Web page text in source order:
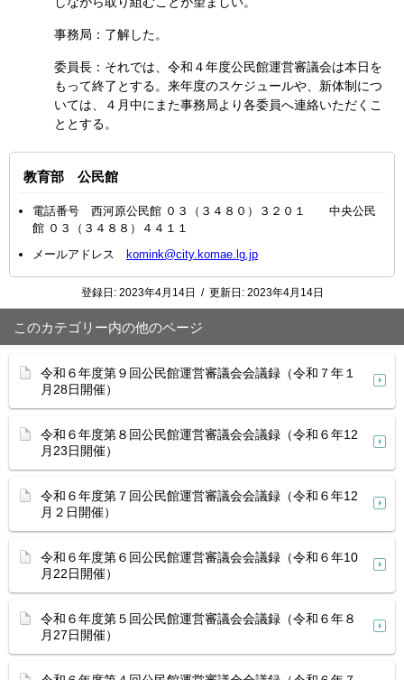
事務局：了解した。
委員長：それでは、令和４年度公民館運営審議会は本日を
もって終了とする。来年度のスケジュールや、新体制につ
いては、４月中にまた事務局より各委員へ連絡いただくこ
ととする。
教育部 公民館
電話番号 西河原公民館 ０３（３４８０）３２０１ 中央公民
館 ０３（３４８８）４４１１
メールアドレス
komink@city.komae.lg.jp
登録日: 2023年4月14日 / 更新日: 2023年4月14日
このカテゴリー内の他のページ
令和６年度第９回公民館運営審議会会議録（令和７年１
月28日開催）
令和６年度第８回公民館運営審議会会議録（令和６年12
月23日開催）
令和６年度第７回公民館運営審議会会議録（令和６年12
月２日開催）
令和６年度第６回公民館運営審議会会議録（令和６年10
月22日開催）
令和６年度第５回公民館運営審議会会議録（令和６年８
月27日開催）